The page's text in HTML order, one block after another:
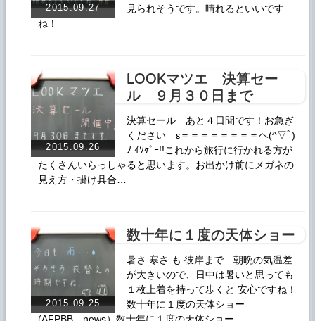
2015.09.27
見られそうです。晴れるといいです
ね！
2015.09.26
LOOKマツエ 決算セー
ル ９月３０日まで
決算セール あと４日間です！お急ぎ
ください ε＝＝＝＝＝＝＝＝ヘ(^▽ﾟ)
ﾉ ｲｿｹﾞｰ!!これから旅行に行かれる方が
たくさんいらっしゃると思います。お出かけ前にメガネの
見え方・掛け具合…
2015.09.25
数十年に１度の天体ショー
暑さ 寒さ も 彼岸まで…朝晩の気温差
が大きいので、日中は暑いと思っても
１枚上着を持って歩くと 安心ですね！
数十年に１度の天体ショー